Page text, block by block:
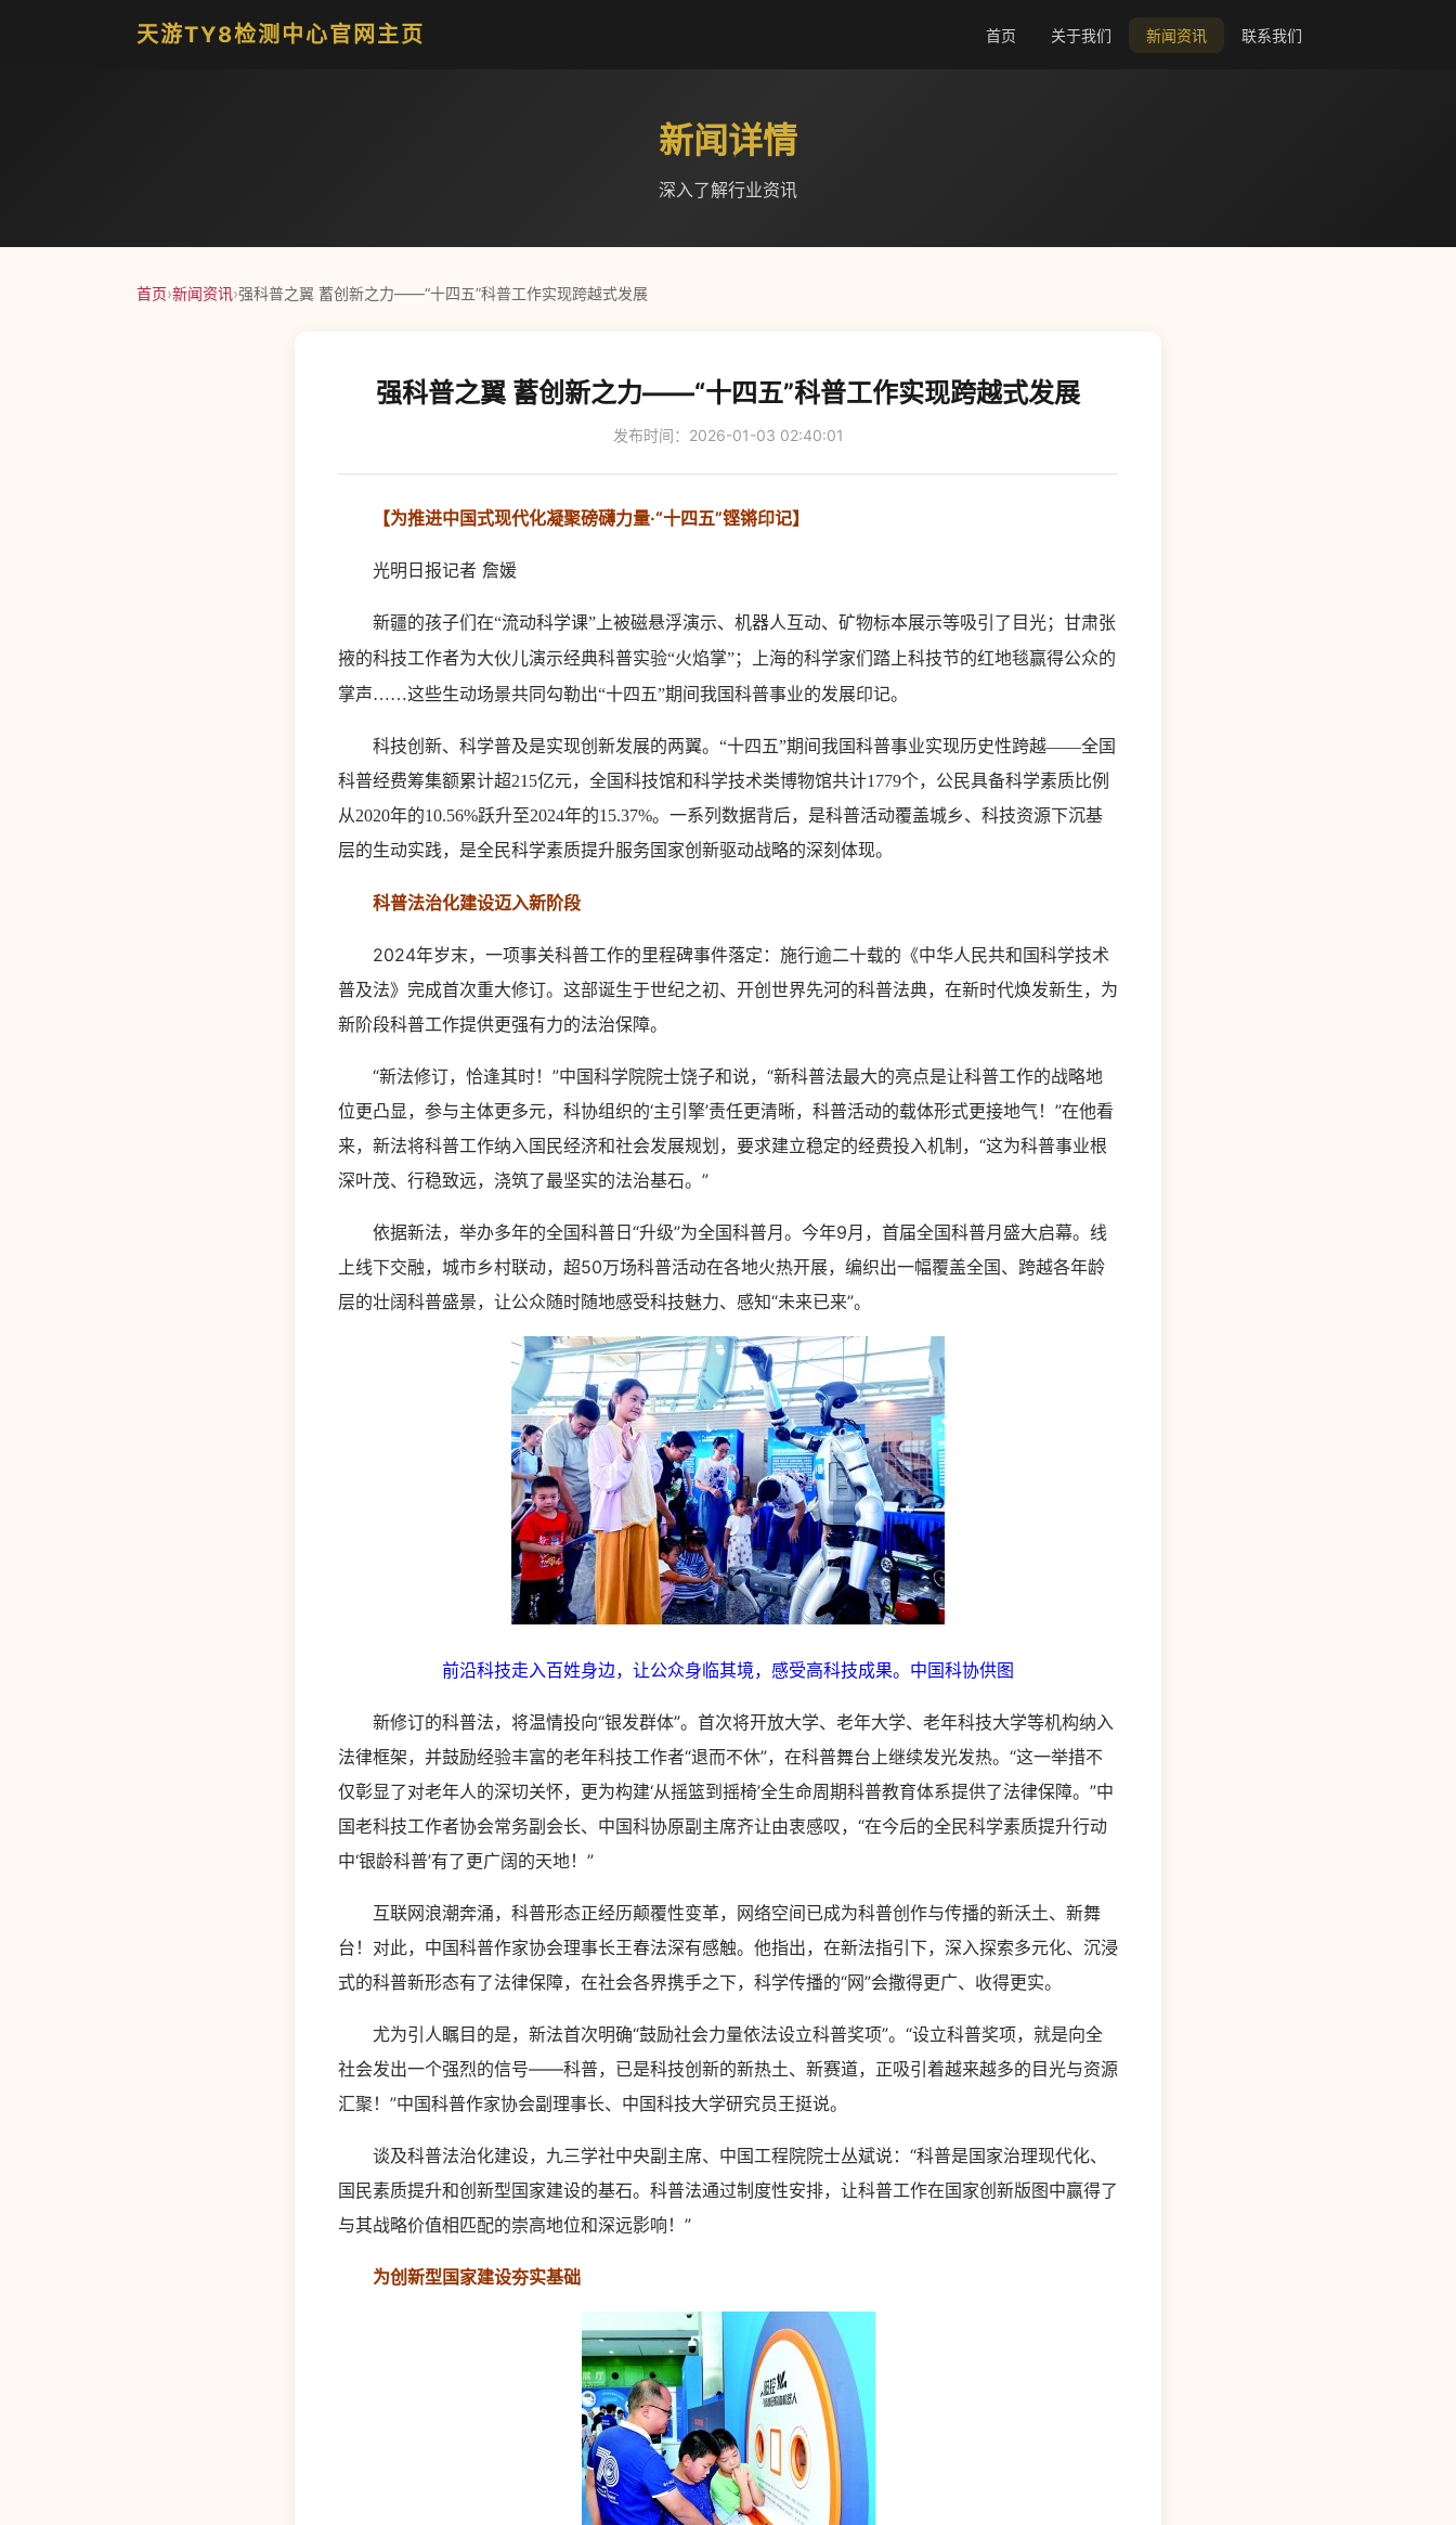
天游TY8检测中心官网主页 首页 关于我们 新闻资讯 联系我们
新闻详情
深入了解行业资讯
首页›新闻资讯›强科普之翼 蓄创新之力——“十四五”科普工作实现跨越式发展
强科普之翼 蓄创新之力——“十四五”科普工作实现跨越式发展
发布时间：2026-01-03 02:40:01
【为推进中国式现代化凝聚磅礴力量·“十四五”铿锵印记】
光明日报记者 詹媛
新疆的孩子们在“流动科学课”上被磁悬浮演示、机器人互动、矿物标本展示等吸引了目光；甘肃张
掖的科技工作者为大伙儿演示经典科普实验“火焰掌”；上海的科学家们踏上科技节的红地毯赢得公众的
掌声……这些生动场景共同勾勒出“十四五”期间我国科普事业的发展印记。
科技创新、科学普及是实现创新发展的两翼。“十四五”期间我国科普事业实现历史性跨越——全国
科普经费筹集额累计超215亿元，全国科技馆和科学技术类博物馆共计1779个，公民具备科学素质比例
从2020年的10.56%跃升至2024年的15.37%。一系列数据背后，是科普活动覆盖城乡、科技资源下沉基
层的生动实践，是全民科学素质提升服务国家创新驱动战略的深刻体现。‌
科普法治化建设迈入新阶段
2024年岁末，一项事关科普工作的里程碑事件落定：施行逾二十载的《中华人民共和国科学技术
普及法》完成首次重大修订。这部诞生于世纪之初、开创世界先河的科普法典，在新时代焕发新生，为
新阶段科普工作提供更强有力的法治保障。
“新法修订，恰逢其时！”中国科学院院士饶子和说，“新科普法最大的亮点是让科普工作的战略地
位更凸显，参与主体更多元，科协组织的‘主引擎’责任更清晰，科普活动的载体形式更接地气！”在他看
来，新法将科普工作纳入国民经济和社会发展规划，要求建立稳定的经费投入机制，“这为科普事业根
深叶茂、行稳致远，浇筑了最坚实的法治基石。”
依据新法，举办多年的全国科普日“升级”为全国科普月。今年9月，首届全国科普月盛大启幕。线
上线下交融，城市乡村联动，超50万场科普活动在各地火热开展，编织出一幅覆盖全国、跨越各年龄
层的壮阔科普盛景，让公众随时随地感受科技魅力、感知“未来已来”。
前沿科技走入百姓身边，让公众身临其境，感受高科技成果。中国科协供图
新修订的科普法，将温情投向“银发群体”。首次将开放大学、老年大学、老年科技大学等机构纳入
法律框架，并鼓励经验丰富的老年科技工作者“退而不休”，在科普舞台上继续发光发热。“这一举措不
仅彰显了对老年人的深切关怀，更为构建‘从摇篮到摇椅’全生命周期科普教育体系提供了法律保障。”中
国老科技工作者协会常务副会长、中国科协原副主席齐让由衷感叹，“在今后的全民科学素质提升行动
中‘银龄科普’有了更广阔的天地！”
互联网浪潮奔涌，科普形态正经历颠覆性变革，网络空间已成为科普创作与传播的新沃土、新舞
台！对此，中国科普作家协会理事长王春法深有感触。他指出，在新法指引下，深入探索多元化、沉浸
式的科普新形态有了法律保障，在社会各界携手之下，科学传播的“网”会撒得更广、收得更实。
尤为引人瞩目的是，新法首次明确“鼓励社会力量依法设立科普奖项”。“设立科普奖项，就是向全
社会发出一个强烈的信号——科普，已是科技创新的新热土、新赛道，正吸引着越来越多的目光与资源
汇聚！”中国科普作家协会副理事长、中国科技大学研究员王挺说。
谈及科普法治化建设，九三学社中央副主席、中国工程院院士丛斌说：“科普是国家治理现代化、
国民素质提升和创新型国家建设的基石。科普法通过制度性安排，让科普工作在国家创新版图中赢得了
与其战略价值相匹配的崇高地位和深远影响！”
为创新型国家建设夯实基础